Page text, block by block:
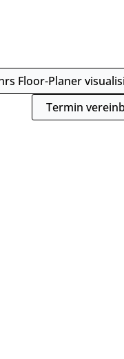
Floor-Planer
Termin